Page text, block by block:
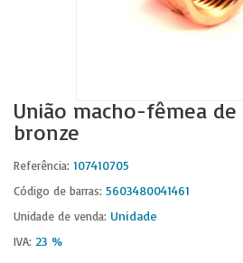
União macho-fêmea
bronze
Referência: 107410705
Código de barras: 5603480041461
Unidade de venda: Unidade
IVA: 23 %